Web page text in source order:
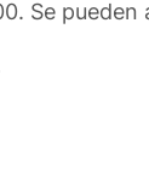
Se pueden